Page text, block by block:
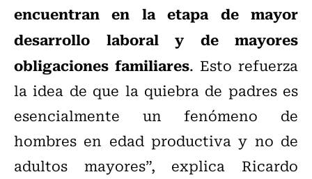
encuentran en la etapa de mayor
desarrollo laboral y de mayores
obligaciones familiares. Esto refuerza
la idea de que la quiebra de padres es
esencialmente un fenómeno de
hombres en edad productiva y no de
adultos mayores”, explica Ricardo